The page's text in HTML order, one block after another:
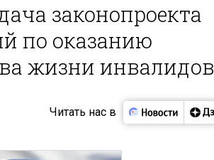
законопроекта
по оказанию
жизни инвалидов
Читать нас в